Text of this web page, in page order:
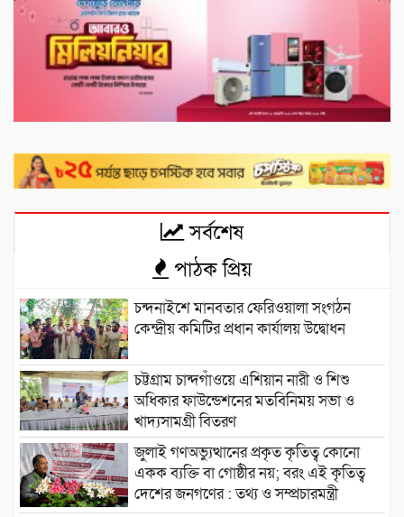
সর্বশেষ
পাঠক প্রিয়
চন্দনাইশে মানবতার ফেরিওয়ালা সংগঠন
কেন্দ্রীয় কমিটির প্রধান কার্যালয় উদ্বোধন
চট্টগ্রাম চান্দগাঁওয়ে এশিয়ান নারী ও শিশু
অধিকার ফাউন্ডেশনের মতবিনিময় সভা ও
খাদ্যসামগ্রী বিতরণ
জুলাই গণঅভ্যুত্থানের প্রকৃত কৃতিত্ব কোনো
একক ব্যক্তি বা গোষ্ঠীর নয়; বরং এই কৃতিত্ব
দেশের জনগণের : তথ্য ও সম্প্রচারমন্ত্রী